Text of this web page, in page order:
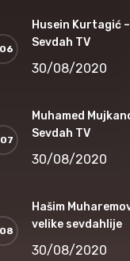
Husein Kurtagić
Sevdah TV
30/08/2020
Muhamed
Sevdah TV
30/08/2020
Hašim
velike sevdahlije
30/08/2020